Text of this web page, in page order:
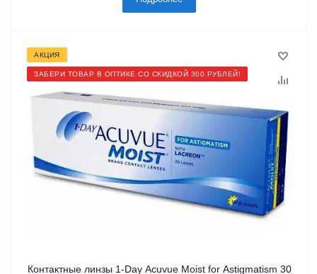
АКЦИЯ
ЗАБЕРИ ТОВАР В ОПТИКЕ СО СКИДКОЙ 300 РУБЛЕЙ!
Контактные линзы 1-Day Acuvue Moist for Astigmatism 30